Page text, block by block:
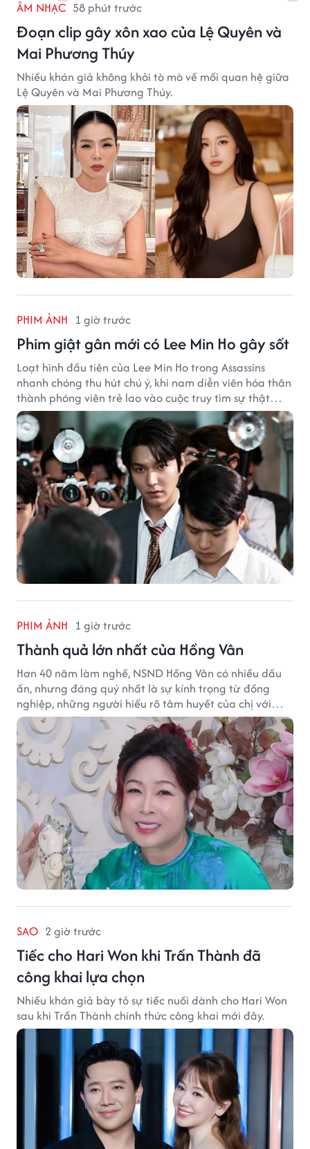
ÂM NHẠC 58 phút trước
Đoạn clip gây xôn xao của Lệ Quyên và
Mai Phương Thúy
Nhiều khán giả không khỏi tò mò về mối quan hệ giữa
Lệ Quyên và Mai Phương Thúy.
PHIM ẢNH 1 giờ trước
Phim giật gân mới có Lee Min Ho gây sốt
Loạt hình đầu tiên của Lee Min Ho trong Assassins
nhanh chóng thu hút chú ý, khi nam diễn viên hóa thân
thành phóng viên trẻ lao vào cuộc truy tìm sự thật
phía sau một vụ ám sát gây chấn động Hàn Quốc.
PHIM ẢNH 1 giờ trước
Thành quả lớn nhất của Hồng Vân
Hơn 40 năm làm nghề, NSND Hồng Vân có nhiều dấu
ấn, nhưng đáng quý nhất là sự kính trọng từ đồng
nghiệp, những người hiểu rõ tâm huyết của chị với
nghệ thuật.
SAO 2 giờ trước
Tiếc cho Hari Won khi Trấn Thành đã
công khai lựa chọn
Nhiều khán giả bày tỏ sự tiếc nuối dành cho Hari Won
sau khi Trấn Thành chính thức công khai mới đây.